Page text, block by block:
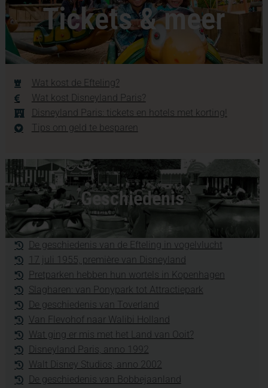
Tickets & meer
Wat kost de Efteling?
Wat kost Disneyland Paris?
Disneyland Paris: tickets en hotels met korting!
Tips om geld te besparen
Geschiedenis
De geschiedenis van de Efteling in vogelvlucht
17 juli 1955, première van Disneyland
Pretparken hebben hun wortels in Kopenhagen
Slagharen: van Ponypark tot Attractiepark
De geschiedenis van Toverland
Van Flevohof naar Walibi Holland
Wat ging er mis met het Land van Ooit?
Disneyland Paris, anno 1992
Walt Disney Studios, anno 2002
De geschiedenis van Bobbejaanland